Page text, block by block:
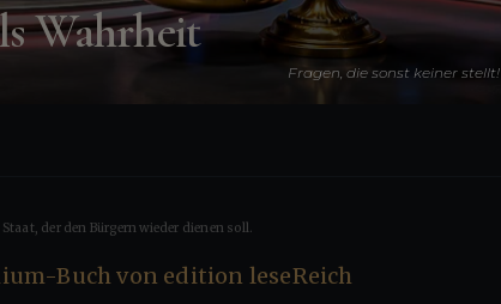
Fragen, die sonst keiner stellt!
Wahrheit
der den Bürgern wieder dienen soll.